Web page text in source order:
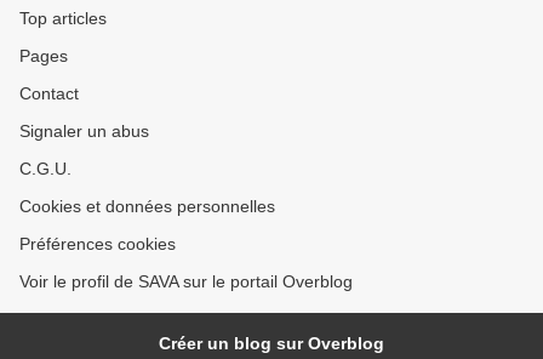
Top articles
Pages
Contact
Signaler un abus
C.G.U.
Cookies et données personnelles
Préférences cookies
Voir le profil de SAVA sur le portail Overblog
Créer un blog sur Overblog